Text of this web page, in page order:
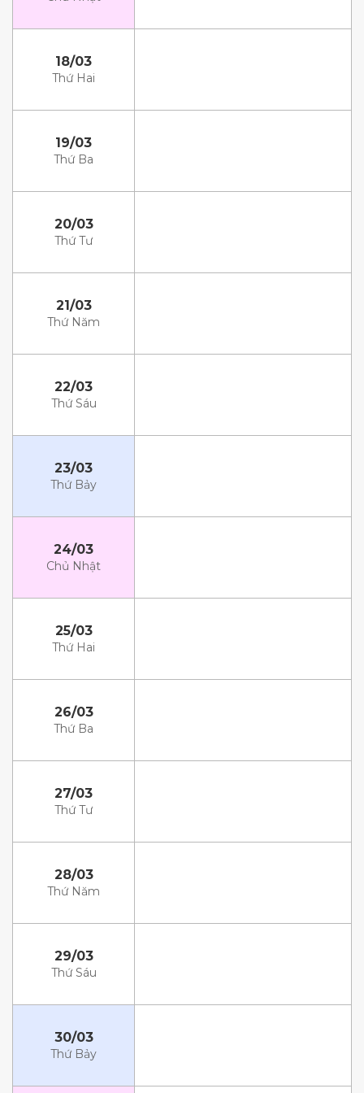
18/03
Thứ Hai
19/03
Thứ Ba
20/03
Thứ Tư
21/03
Thứ Năm
22/03
Thứ Sáu
23/03
Thứ Bảy
24/03
Chủ Nhật
25/03
Thứ Hai
26/03
Thứ Ba
27/03
Thứ Tư
28/03
Thứ Năm
29/03
Thứ Sáu
30/03
Thứ Bảy